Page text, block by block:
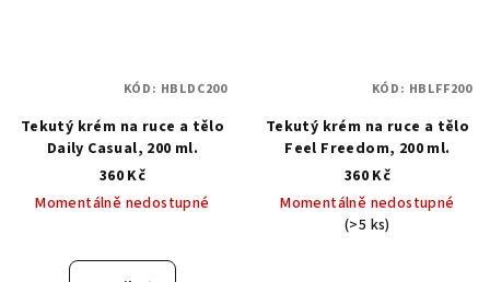
Tekutý krém na ruce a tělo
Daily Casual, 200 ml.
360 Kč
Momentálně nedostupné
KÓD: HBLDC200
Tekutý krém na ruce a tělo
Feel Freedom, 200 ml.
360 Kč
Momentálně nedostupné
(>5 ks)
KÓD: HBLFF200